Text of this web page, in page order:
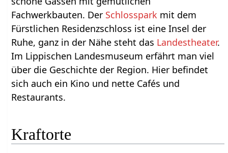
Fachwerkbauten. Der Schlosspark mit dem
Fürstlichen Residenzschloss ist eine Insel der
Ruhe, ganz in der Nähe steht das Landestheater.
Im Lippischen Landesmuseum erfährt man viel
über die Geschichte der Region. Hier befindet
sich auch ein Kino und nette Cafés und
Restaurants.
Kraftorte